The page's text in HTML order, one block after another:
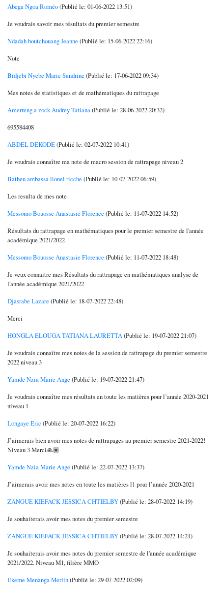
Abega Ngoa Roméo(Publié le: 01-06-2022 13:51)
Je voudrais savoir mes résultats du premier semestre
Ndadah boutchouang Jeanne (Publié le: 15-06-2022 22:16)
Note
Bidjebi Nyebe Marie Sandrine (Publié le: 17-06-2022 09:34)
Mes notes de statistiques et de mathématiques du rattrapage
Amerreng a zock Audrey Tatiana(Publié le: 28-06-2022 20:32)
695584408
ABDEL DEKODE(Publié le: 02-07-2022 10:41)
Je voudrais connaître ma note de macro session de rattrapage niveau 2
Batheu ambassa lionel ricche (Publié le: 10-07-2022 06:59)
Les resulta de mes note
Messomo Bouosse Anastasie Florence (Publié le: 11-07-2022 14:52)
Résultats du rattrapage en mathématiques pour le premier semestre de l'année
académique 2021/2022
Messomo Bouosse Anastasie Florence (Publié le: 11-07-2022 18:48)
Je veux connaitre mes Résultats du rattrapage en mathématiques analyse de
l'année académique 2021/2022
Djasrabe Lazare (Publié le: 18-07-2022 22:48)
Merci
HONGLA ELOUGA TATIANA LAURETTA(Publié le: 19-07-2022 21:07)
Je voudrais connaître mes notes de la session de rattrapage du premier semestre
2022 niveau 3
Yamde Nzia Marie Ange (Publié le: 19-07-2022 21:47)
Je voudrais connaître mes résultats en toute les matières pour l’année 2020-2021
niveau 1
Longaye Eric (Publié le: 20-07-2022 16:22)
J’aimerais bien avoir mes notes de rattrapages au premier semestre 2021-2022!
Niveau 3 Merci🙏🏾
Yamde Nzia Marie Ange (Publié le: 22-07-2022 13:37)
J’aimerais avoir mes notes en toute les matières l1 pour l’année 2020-2021
ZANGUE KIEFACK JESSICA CHTIELBY(Publié le: 28-07-2022 14:19)
Je souhaiterais avoir mes notes du premier semestre
ZANGUE KIEFACK JESSICA CHTIELBY(Publié le: 28-07-2022 14:21)
Je souhaiterais avoir mes notes du premier semestre de l'année académique
2021/2022. Niveau M1, filière MMO
Ekeme Menanga Merlin(Publié le: 29-07-2022 02:09)